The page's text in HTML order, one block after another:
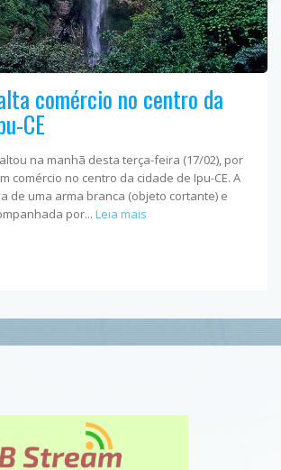
comércio no centro da
CE
na manhã desta terça-feira (17/02), por
comércio no centro da cidade de Ipu-CE. A
de uma arma branca (objeto cortante) e
por... Leia mais